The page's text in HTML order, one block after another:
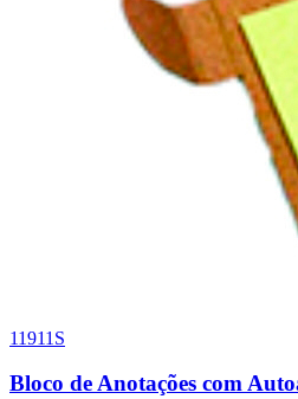
11911S
Bloco de Anotações com